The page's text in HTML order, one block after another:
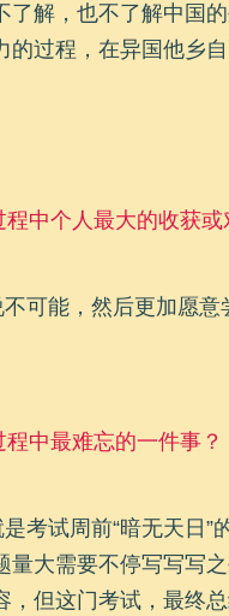
了解，也不了解中国
的过程，在异国他乡
中个人最大的收获
可能，然后更加愿意
中最难忘的一件事？
考试周前“暗无天日
量大需要不停写写写
，但这门考试，最终